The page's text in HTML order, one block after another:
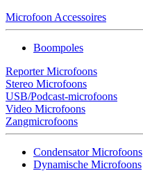
Microfoon Accessoires
Boompoles
Reporter Microfoons
Stereo Microfoons
USB/Podcast-microfoons
Video Microfoons
Zangmicrofoons
Condensator Microfoons
Dynamische Microfoons